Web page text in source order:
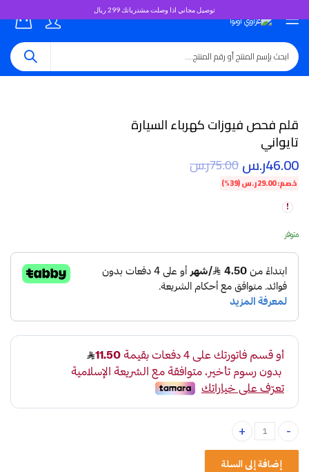
توصيل مجاني اذا وصلت مشترياتك 299 ريال
قلم فحص فيوزات كهرباء السيارة
تايواني
46.00ر.س75.00ر.س
خصم:29.00ر.س(39%)
متوفر
قلم فحص فيوزات كهرباء السيارة تايواني quantity
إضافة إلى السلة